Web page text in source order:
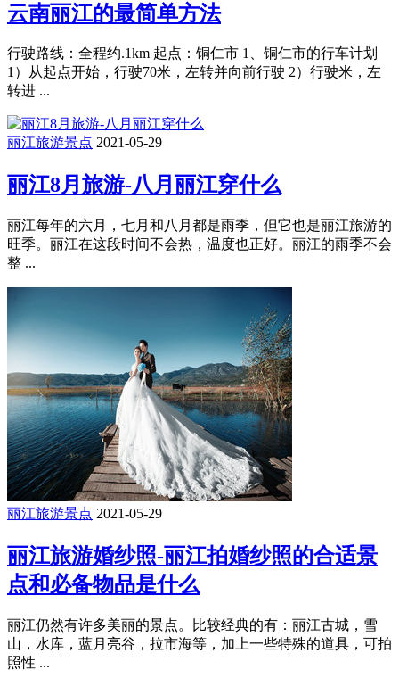
云南丽江的最简单方法
行驶路线：全程约.1km 起点：铜仁市 1、铜仁市的行车计划
1）从起点开始，行驶70米，左转并向前行驶 2）行驶米，左
转进 ...
丽江旅游景点 2021-05-29
丽江8月旅游-八月丽江穿什么
丽江每年的六月，七月和八月都是雨季，但它也是丽江旅游的
旺季。丽江在这段时间不会热，温度也正好。丽江的雨季不会
整 ...
丽江旅游景点 2021-05-29
丽江旅游婚纱照-丽江拍婚纱照的合适景
点和必备物品是什么
丽江仍然有许多美丽的景点。比较经典的有：丽江古城，雪
山，水库，蓝月亮谷，拉市海等，加上一些特殊的道具，可拍
照性 ...